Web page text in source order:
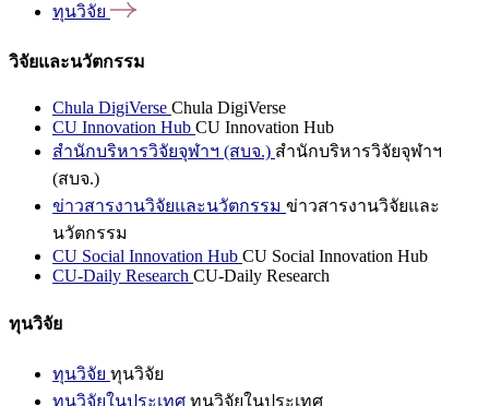
ทุนวิจัย
วิจัยและนวัตกรรม
Chula DigiVerse Chula DigiVerse
CU Innovation Hub CU Innovation Hub
สำนักบริหารวิจัยจุฬาฯ (สบจ.) สำนักบริหารวิจัยจุฬาฯ
(สบจ.)
ข่าวสารงานวิจัยและนวัตกรรม ข่าวสารงานวิจัยและ
นวัตกรรม
CU Social Innovation Hub CU Social Innovation Hub
CU-Daily Research CU-Daily Research
ทุนวิจัย
ทุนวิจัย ทุนวิจัย
ทุนวิจัยในประเทศ ทุนวิจัยในประเทศ